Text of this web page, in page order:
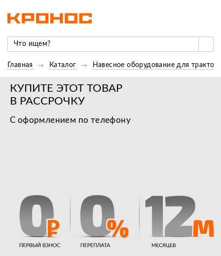
Главная Каталог Навесное оборудование для
КУПИТЕ ЭТОТ ТОВАР
В РАССРОЧКУ
С оформлением по телефону